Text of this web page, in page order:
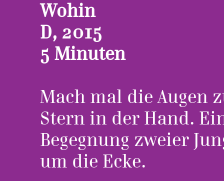
Wohin
D, 2015
5 Minuten
Mach mal die Augen
Stern in der Hand.
Begegnung zweier
um die Ecke.